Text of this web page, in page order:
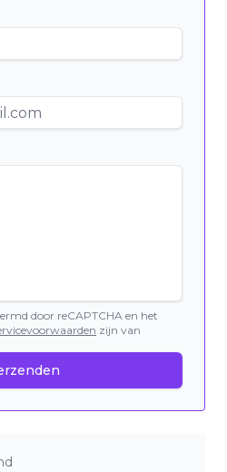
door reCAPTCHA en het
zijn van